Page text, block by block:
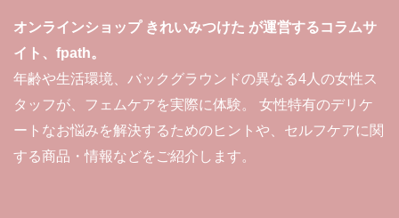
オンラインショップ きれいみつけた が運営するコラムサ
イト、fpath。
年齢や生活環境、バックグラウンドの異なる4人の女性ス
タッフが、フェムケアを実際に体験。 女性特有のデリケ
ートなお悩みを解決するためのヒントや、セルフケアに関
する商品・情報などをご紹介します。